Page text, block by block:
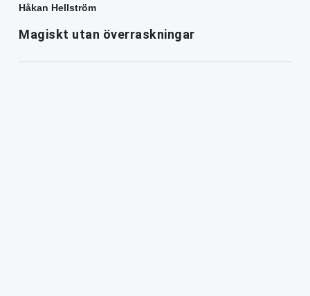
Håkan Hellström
Magiskt utan överraskningar